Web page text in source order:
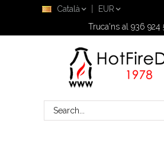
Català
EUR
Truca'ns al 936 924